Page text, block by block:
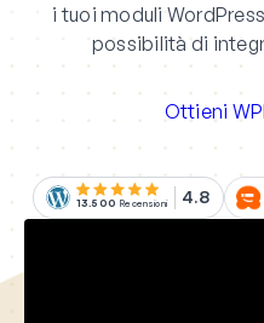
i tuoi moduli
possibilità di
Ottieni
13.500 Recensioni 4.8